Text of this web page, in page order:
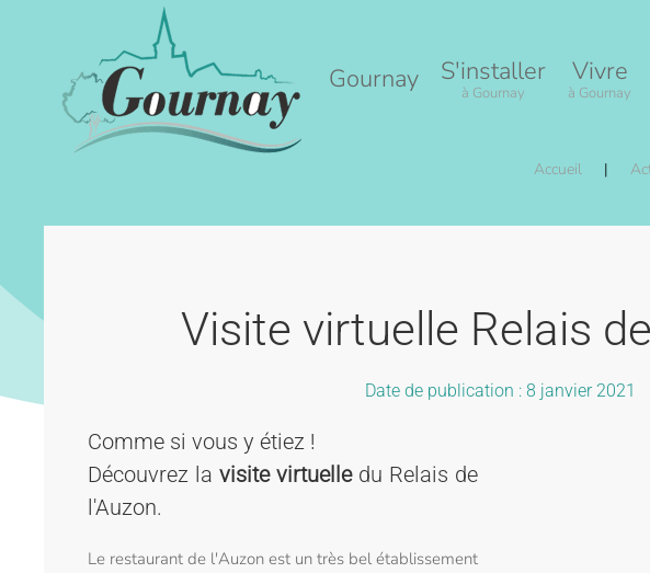
Accéder au contenu principal Gournay S'installer
à Gournay
Vivre
à Gournay
Accueil
Visite virtuelle Relais
Date de publication : 8 janvier 2021
Comme si vous y étiez !
Découvrez la visite virtuelledu Relais de
l'Auzon.
Le restaurant de l'Auzon est un très bel établissement